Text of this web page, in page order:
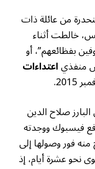
من عائلة ذات
خالطت أثناء
بفظائعهم”، أو
منفذياعتداءات
صلاح الدين
فيسبوك ووجدته
منه فور وصولها إلى
نحو عشرة أيام، إذ